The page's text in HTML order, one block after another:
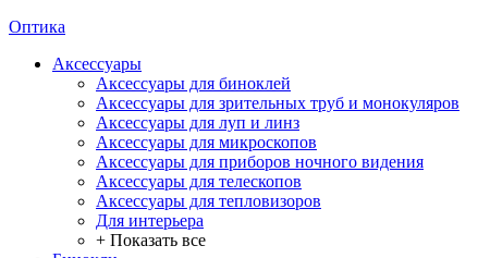
Оптика
Аксессуары
Аксессуары для биноклей
Аксессуары для зрительных труб и монокуляров
Аксессуары для луп и линз
Аксессуары для микроскопов
Аксессуары для приборов ночного видения
Аксессуары для телескопов
Аксессуары для тепловизоров
Для интерьера
+ Показать все